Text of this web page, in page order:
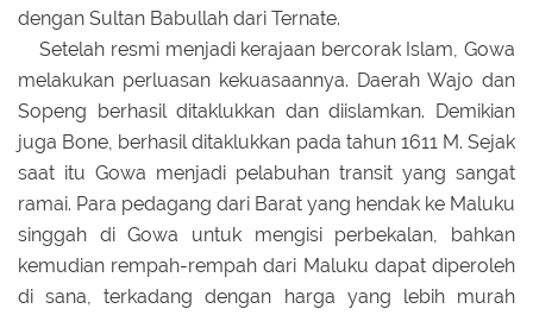
dengan Sultan Babullah dari Ternate.
Setelah resmi menjadi kerajaan bercorak Islam, Gowa
melakukan perluasan kekuasaannya. Daerah Wajo dan
Sopeng berhasil ditaklukkan dan diislamkan. Demikian
juga Bone, berhasil ditaklukkan pada tahun 1611 M. Sejak
saat itu Gowa menjadi pelabuhan transit yang sangat
ramai. Para pedagang dari Barat yang hendak ke Maluku
singgah di Gowa untuk mengisi perbekalan, bahkan
kemudian rempah-rempah dari Maluku dapat diperoleh
di sana, terkadang dengan harga yang lebih murah